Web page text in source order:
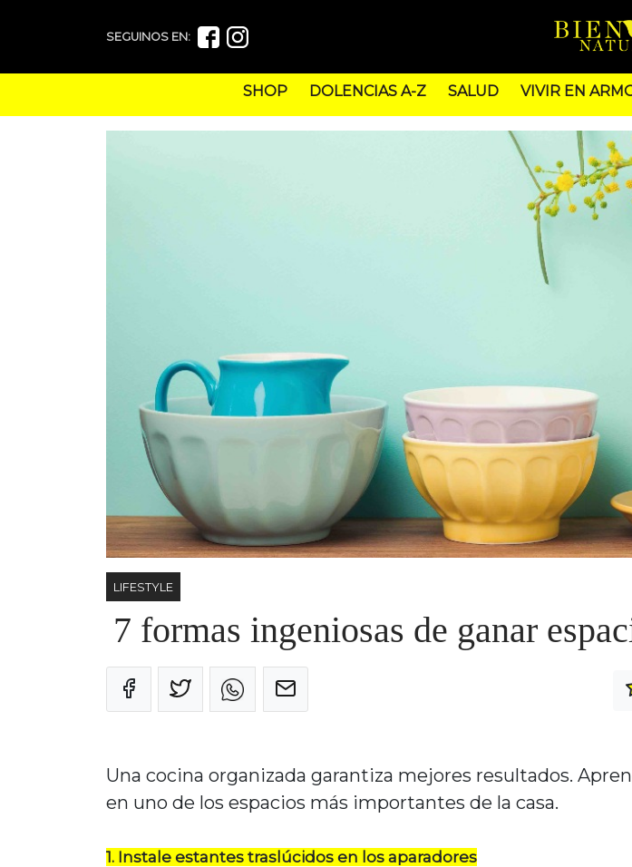
SEGUINOS EN:
SHOP DOLENCIAS A-Z SALUD VIVIR EN
LIFESTYLE
7 formas ingeniosas de ganar
Una cocina organizada garantiza mejores resultados.
en uno de los espacios más importantes de la casa.
1. Instale estantes traslúcidos en los aparadores